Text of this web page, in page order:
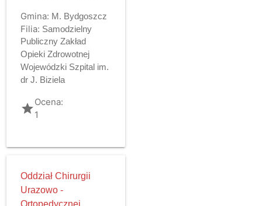
Gmina: M. Bydgoszcz
Filia: Samodzielny
Publiczny Zakład
Opieki Zdrowotnej
Wojewódzki Szpital im.
dr J. Biziela
gradeOcena:
1
Oddział Chirurgii
Urazowo -
Ortopedycznej